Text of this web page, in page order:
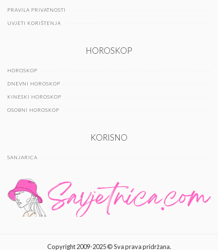
PRAVILA PRIVATNOSTI
UVJETI KORIŠTENJA
HOROSKOP
HOROSKOP
DNEVNI HOROSKOP
KINESKI HOROSKOP
OSOBNI HOROSKOP
KORISNO
SANJARICA
Copyright 2009-2025 © Sva prava pridržana.